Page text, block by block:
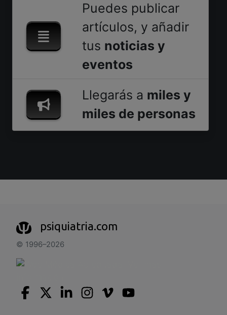
Puedes publicar
artículos, y añadir
tus noticias y
eventos
Llegarás a miles y
miles de personas
psiquiatria.com
© 1996–2026